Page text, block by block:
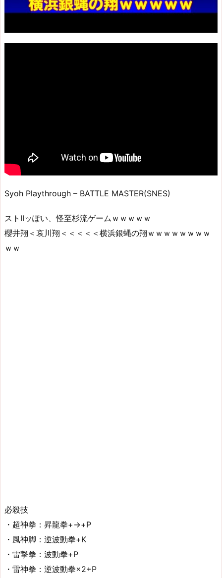
Syoh Playthrough – BATTLE MASTER(SNES)
ストIIッぽい、怪至杉流ゲームｗｗｗｗｗ
櫻井翔＜哀川翔＜＜＜＜＜横浜銀蝿の翔ｗｗｗｗｗｗｗｗ
ｗｗ
必殺技
・超神拳：昇龍拳+→+P
・風神脚：逆波動拳+K
・雷撃拳：波動拳+P
・雷神拳：逆波動拳×2+P